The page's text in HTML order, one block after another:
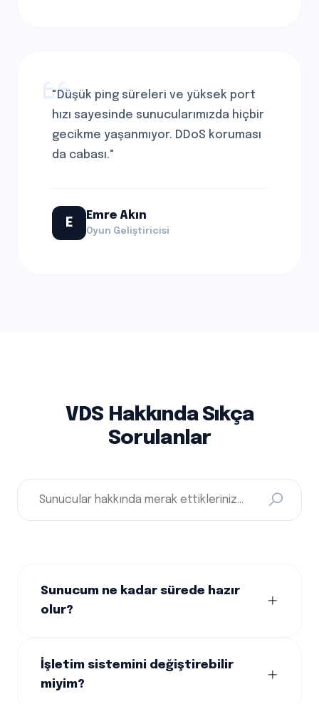
"Düşük ping süreleri ve yüksek port
hızı sayesinde sunucularımızda hiçbir
gecikme yaşanmıyor. DDoS koruması
da cabası."
E
Emre Akın
Oyun Geliştiricisi
VDS Hakkında Sıkça
Sorulanlar
Sunucum ne kadar sürede hazır
olur?
sistemimiz tarafından 15 dakika içinde kurulur
ve giriş bilgileriniz tarafınıza iletilir.
İşletim sistemini değiştirebilir
miyim?